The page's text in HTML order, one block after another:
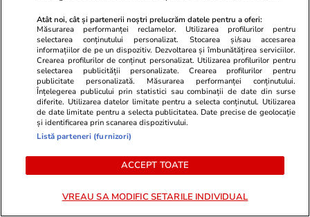
făcut de ucraineni la baza aeriană rusă
Belbek din Crimeea, surprins în imagini
din satelit
17 mai 2024 - Acum 2 ani
Zelenski, despre „armistițiul” din
timpul Jocurilor Olimpice: „Sună ca o
poveste moartă”
Volodimir Zelenski spune că nu prea
Atât noi, cât și partenerii noștri prelucrăm datele pentru a oferi:
Măsurarea performanței reclamelor. Utilizarea profilurilor pentru
selectarea conținutului personalizat. Stocarea și/sau accesarea
informațiilor de pe un dispozitiv. Dezvoltarea și îmbunătățirea serviciilor.
Crearea profilurilor de conținut personalizat. Utilizarea profilurilor pentru
selectarea publicității personalizate. Crearea profilurilor pentru
publicitate personalizată. Măsurarea performanței conținutului.
Înțelegerea publicului prin statistici sau combinații de date din surse
diferite. Utilizarea datelor limitate pentru a selecta conținutul. Utilizarea
de date limitate pentru a selecta publicitatea. Date precise de geolocație
și identificarea prin scanarea dispozitivului.
Listă parteneri (furnizori)
ACCEPT TOATE
VREAU SA MODIFIC SETARILE INDIVIDUAL